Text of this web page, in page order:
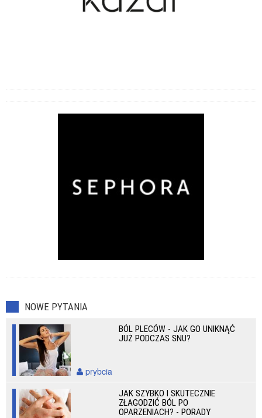
NOWE PYTANIA
BÓL PLECÓW - JAK GO UNIKNĄĆ
JUŻ PODCZAS SNU?
prybcia
JAK SZYBKO I SKUTECZNIE
ZŁAGODZIĆ BÓL PO
OPARZENIACH? - PORADY